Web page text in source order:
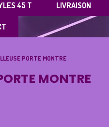
45 T LIVRAISON
PORTE MONTRE
MONTRE